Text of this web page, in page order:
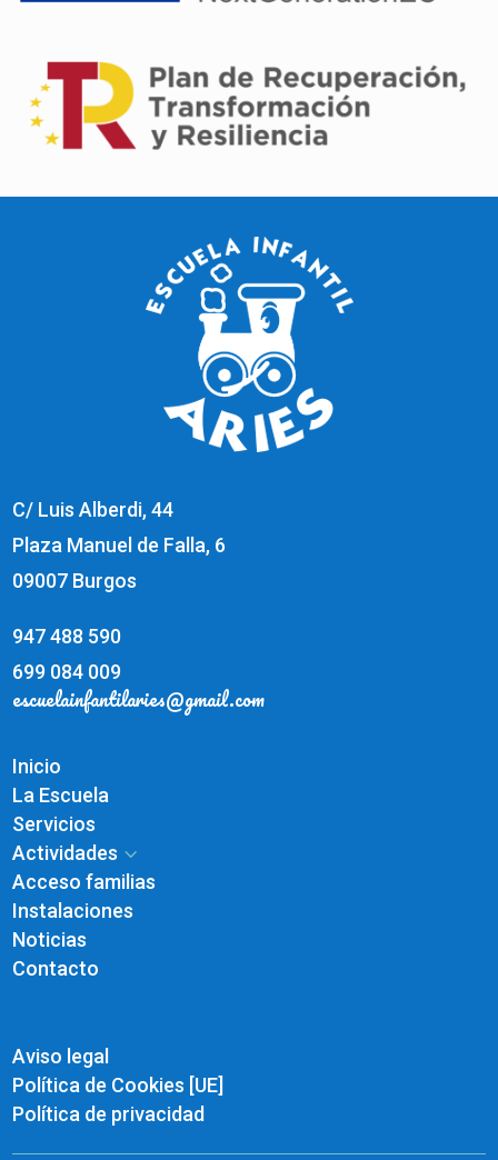
C/ Luis Alberdi, 44
Plaza Manuel de Falla, 6
09007 Burgos
947 488 590
699 084 009
escuelainfantilaries@gmail.com
Inicio
La Escuela
Servicios
Actividades 3
Acceso familias
Instalaciones
Noticias
Contacto
Aviso legal
Política de Cookies [UE]
Política de privacidad